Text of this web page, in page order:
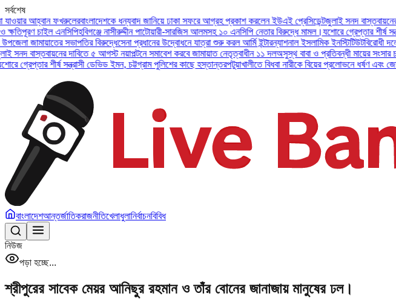
সর্বশেষ
আহ্বান ফখরুলেরবাংলাদেশকে ধন্যবাদ জানিয়ে ঢাকা সফরে আগ্রহ প্রকাশ করলেন ইউএই প্রেসিডেন্টজুলাই সনদ বাস্তবায়নের
চাইল এনসিপিহবিগঞ্জে নাসীরুদ্দীন পাটোয়ারী-সারজিস আলমসহ ১০ এনসিপি নেতার বিরুদ্ধে মামল।যশোরে গ্রেপ্তার শীর্ষ সন্ত্রাসী
জামায়াতের সভাপতির বিরুদ্ধেসেনা প্রধানের উদ্বোধনে যাত্রা শুরু করল আর্মি ইন্টারন্যাশনাল ইসলামিক ইনস্টিটিউটবিরোধী দলের
বাস্তবায়নের দাবিতে ৫ আগস্ট নয়াপল্টনে সমাবেশ করবে জামায়াত নেতৃত্বাধীন ১১ দলঅসুস্থ বাবা ও প্রতিবন্ধী মায়ের সংসার
শীর্ষ সন্ত্রাসী ডেভিড ইমন, চট্টগ্রাম পুলিশের কাছে হস্তান্তরপটুয়াখালীতে বিধবা নারীকে বিয়ের প্রলোভনে ধর্ষণ এবং জোরপূর্বক
বাংলাদেশআন্তর্জাতিকরাজনীতিখেলাধুলানির্বাচনবিবিধ
নিউজ
পড়া হচ্ছে...
শ্রীপুরের সাবেক মেয়র আনিছুর রহমান ও তাঁর বোনের জানাজায় মানুষের ঢল।